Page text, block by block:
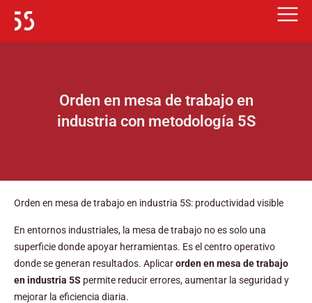
Orden en mesa de trabajo en
industria con metodología 5S
Orden en mesa de trabajo en industria 5S: productividad visible
En entornos industriales, la mesa de trabajo no es solo una
superficie donde apoyar herramientas. Es el centro operativo
donde se generan resultados. Aplicarorden en mesa de trabajo
en industria 5S permite reducir errores, aumentar la seguridad y
mejorar la eficiencia diaria.